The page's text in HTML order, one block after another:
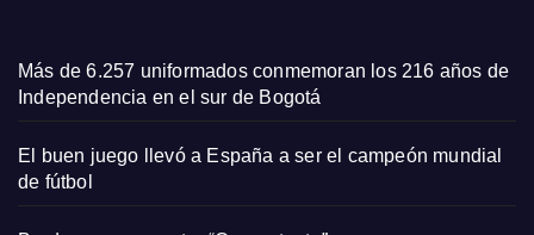
Más de 6.257 uniformados conmemoran los 216 años de
Independencia en el sur de Bogotá
El buen juego llevó a España a ser el campeón mundial
de fútbol